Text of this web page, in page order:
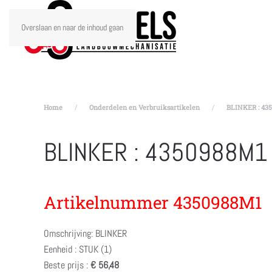
Overslaan en naar de inhoud gaan
Home Onderdelen en Verbruiksartikelen BLINKER :
BLINKER : 4350988M1
Artikelnummer 4350988M1
Omschrijving: BLINKER
Eenheid : STUK (1)
Beste prijs :€ 56,48